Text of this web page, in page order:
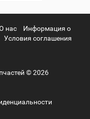
нас
Информация о
Условия соглашения
© 2026